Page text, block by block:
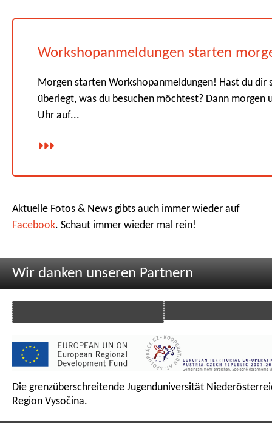
Workshopanmeldungen starten
Morgen starten Workshopanmeldungen! Hast du dir
überlegt, was du besuchen möchtest? Dann morgen
Uhr auf...
Aktuelle Fotos & News gibts auch immer wieder auf
Facebook. Schaut immer wieder mal rein!
Wir danken unseren Partnern
Die grenzüberschreitende Jugenduniversität
Region Vysočina.